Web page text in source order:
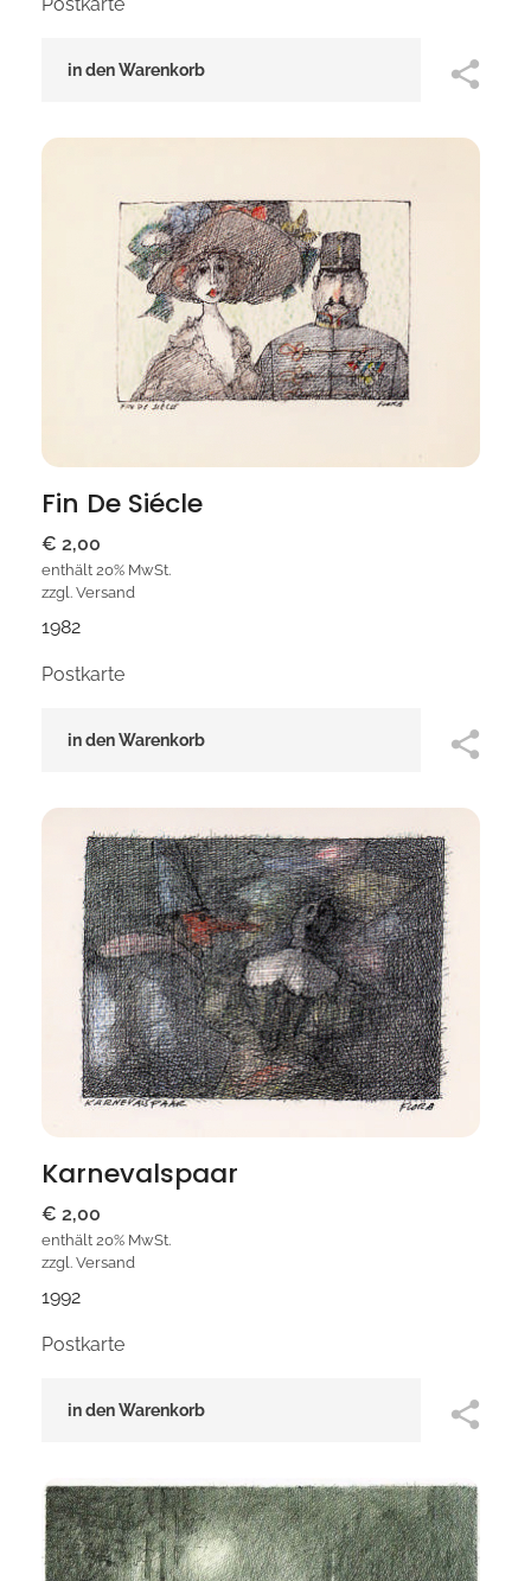
in den Warenkorb
Fin De Siécle
€ 2,00
enthält 20% MwSt.
zzgl. Versand
1982
Postkarte
in den Warenkorb
Karnevalspaar
€ 2,00
enthält 20% MwSt.
zzgl. Versand
1992
Postkarte
in den Warenkorb